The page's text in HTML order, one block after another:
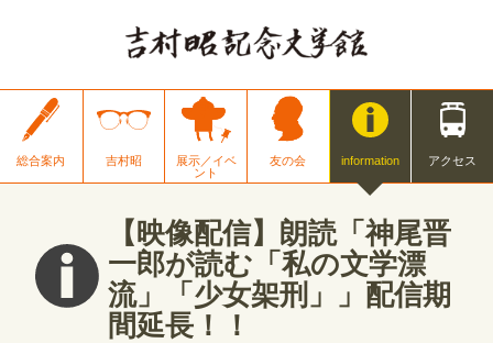
総合案内 吉村昭
展示／イベ
ント
友の会 information アクセス
【映像配信】朗読「神尾晋
一郎が読む「私の文学漂
流」「少女架刑」」配信期
間延長！！